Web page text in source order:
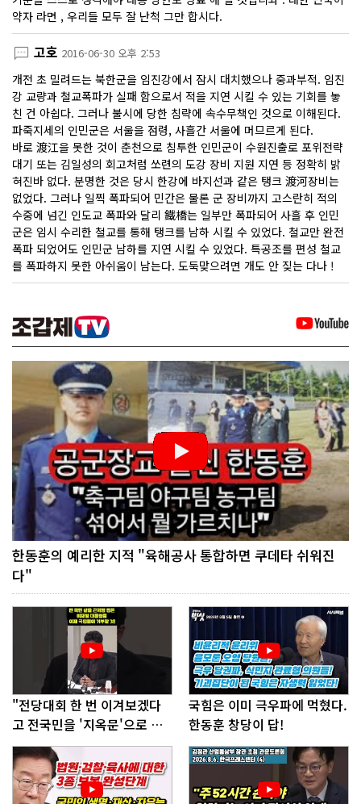
약자 라면 , 우리들 모두 잘 난척 그만 합시다.
고호 2016-06-30 오후 2:53
개전 초 밀려드는 북한군을 임진강에서 잠시 대치했으나 중과부적. 임진
강 교량과 철교폭파가 실패 함으로서 적을 지연 시킬 수 있는 기회를 놓
친 건 아쉽다. 그러나 불시에 당한 침략에 속수무책인 것으로 이해된다.
파죽지세의 인민군은 서울을 점령, 사흘간 서울에 머므르게 된다.
바로 渡江을 못한 것이 춘천으로 침투한 인민군이 수원진출로 포위전략
대기 또는 김일성의 회고처럼 쏘련의 도강 장비 지원 지연 등 정확히 밝
혀진바 없다. 분명한 것은 당시 한강에 바지선과 같은 탱크 渡河장비는
없었다. 그러나 일찍 폭파되어 민간은 물론 군 장비까지 고스란히 적의
수중에 넘긴 인도교 폭파와 달리 鐵橋는 일부만 폭파되어 사흘 후 인민
군은 임시 수리한 철교를 통해 탱크를 남하 시킬 수 있었다. 철교만 완전
폭파 되었어도 인민군 남하를 지연 시킬 수 있었다. 특공조를 편성 철교
를 폭파하지 못한 아쉬움이 남는다. 도둑맞으려면 개도 안 짖는 다나 !
한동훈의 예리한 지적 "육해공사 통합하면 쿠데타 쉬워진
다"
"전당대회 한 번 이겨보겠다
고 전국민을 '지옥문'으로 밀
어!"
국힘은 이미 극우파에 먹혔다.
한동훈 창당이 답!